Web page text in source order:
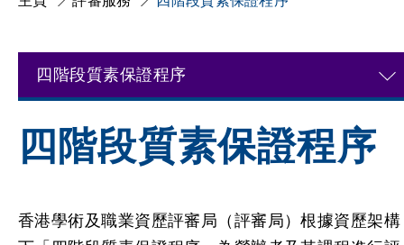
四階段質素保證程序
四階段質素保證程序
香港學術及職業資歷評審局（評審局）根據資歷架構